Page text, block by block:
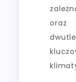
oraz